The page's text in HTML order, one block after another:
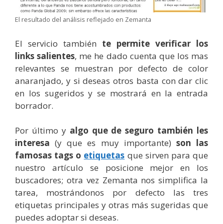
El resultado del análisis reflejado en Zemanta
El servicio también te permite verificar los
links salientes, me he dado cuenta que los mas
relevantes se muestran por defecto de color
anaranjado, y si deseas otros basta con dar clic
en los sugeridos y se mostrará en la entrada
borrador.
Por último y algo que de seguro también les
interesa (y que es muy importante) son las
famosas tags o etiquetas que sirven para que
nuestro artículo se posicione mejor en los
buscadores; otra vez Zemanta nos simplifica la
tarea, mostrándonos por defecto las tres
etiquetas principales y otras más sugeridas que
puedes adoptar si deseas.